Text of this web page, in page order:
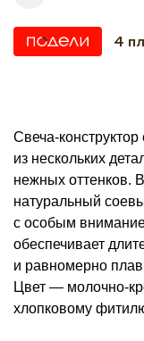
4
Свеча-
из нескольких
нежных оттенков.
натуральный
с особым
обеспечивает
и равномерно
Цвет — молочно-
хлопковому